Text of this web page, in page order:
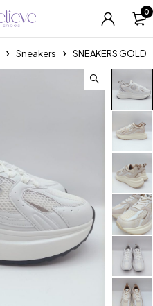
0
Sneakers SNEAKERS GOLD